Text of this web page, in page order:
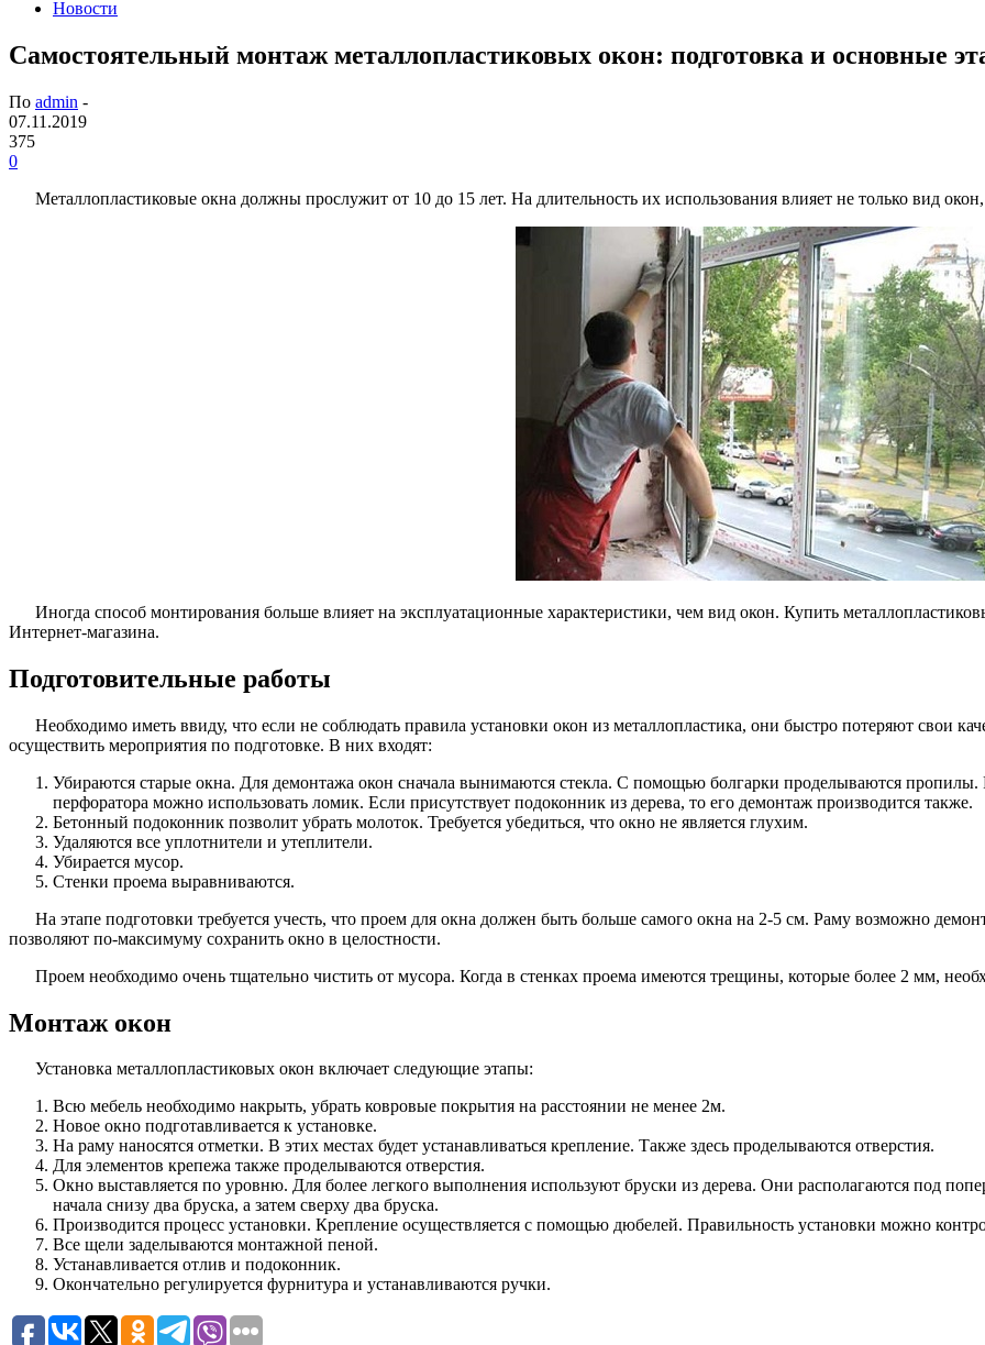
Новости
Самостоятельный монтаж металлопластиковых окон: подготовка и основные
По admin -
07.11.2019
375
0
Металлопластиковые окна должны прослужит от 10 до 15 лет. На длительность их использования влияет не только вид
Иногда способ монтирования больше влияет на эксплуатационные характеристики, чем вид окон. Купить
Интернет-магазина.
Подготовительные работы
Необходимо иметь ввиду, что если не соблюдать правила установки окон из металлопластика, они быстро потеряют свои
осуществить мероприятия по подготовке. В них входят:
Убираются старые окна. Для демонтажа окон сначала вынимаются стекла. С помощью болгарки проделываются пропилы.
перфоратора можно использовать ломик. Если присутствует подоконник из дерева, то его демонтаж производится также.
Бетонный подоконник позволит убрать молоток. Требуется убедиться, что окно не является глухим.
Удаляются все уплотнители и утеплители.
Убирается мусор.
Стенки проема выравниваются.
На этапе подготовки требуется учесть, что проем для окна должен быть больше самого окна на 2-5 см. Раму возможно
позволяют по-максимуму сохранить окно в целостности.
Проем необходимо очень тщательно чистить от мусора. Когда в стенках проема имеются трещины, которые более 2 мм,
Монтаж окон
Установка металлопластиковых окон включает следующие этапы:
Всю мебель необходимо накрыть, убрать ковровые покрытия на расстоянии не менее 2м.
Новое окно подготавливается к установке.
На раму наносятся отметки. В этих местах будет устанавливаться крепление. Также здесь проделываются отверстия.
Для элементов крепежа также проделываются отверстия.
Окно выставляется по уровню. Для более легкого выполнения используют бруски из дерева. Они располагаются под
начала снизу два бруска, а затем сверху два бруска.
Производится процесс установки. Крепление осуществляется с помощью дюбелей. Правильность установки можно
Все щели заделываются монтажной пеной.
Устанавливается отлив и подоконник.
Окончательно регулируется фурнитура и устанавливаются ручки.